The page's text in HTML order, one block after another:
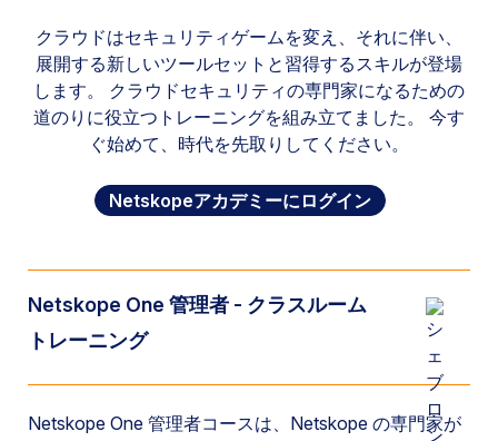
クラウドはセキュリティゲームを変え、それに伴い、
展開する新しいツールセットと習得するスキルが登場
します。 クラウドセキュリティの専門家になるための
道のりに役立つトレーニングを組み立てました。 今す
ぐ始めて、時代を先取りしてください。
Netskopeアカデミーにログイン
Netskope One 管理者 - クラスルーム
トレーニング
Netskope One 管理者コースは、Netskope の専門家が